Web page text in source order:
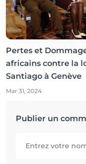
Pertes et
africains contre la
Santiago à Genève
Mar 31, 2024
Publier un